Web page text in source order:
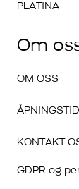
PLATINA
Om
OM OSS
KONTAKT
GDPR og